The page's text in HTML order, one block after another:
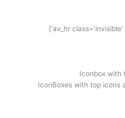
Iconbox with
IconBoxes with top icons